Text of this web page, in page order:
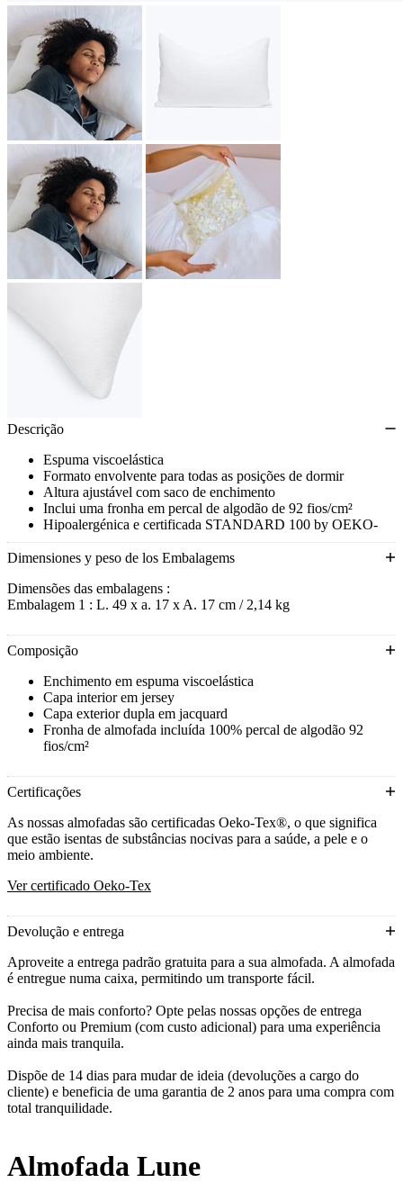
Descrição
Espuma viscoelástica
Formato envolvente para todas as posições de dormir
Altura ajustável com saco de enchimento
Inclui uma fronha em percal de algodão de 92 fios/cm²
Hipoalergénica e certificada STANDARD 100 by OEKO-
Dimensiones y peso de los Embalagems
Dimensões das embalagens :
Embalagem 1 : L. 49 x a. 17 x A. 17 cm / 2,14 kg
Composição
Enchimento em espuma viscoelástica
Capa interior em jersey
Capa exterior dupla em jacquard
Fronha de almofada incluída 100% percal de algodão 92
fios/cm²
Certificações
As nossas almofadas são certificadas Oeko-Tex®, o que significa
que estão isentas de substâncias nocivas para a saúde, a pele e o
meio ambiente.
Ver certificado Oeko-Tex
Devolução e entrega
Aproveite a entrega padrão gratuita para a sua almofada. A almofada
é entregue numa caixa, permitindo um transporte fácil.
Precisa de mais conforto? Opte pelas nossas opções de entrega
Conforto ou Premium (com custo adicional) para uma experiência
ainda mais tranquila.
Dispõe de 14 dias para mudar de ideia (devoluções a cargo do
cliente) e beneficia de uma garantia de 2 anos para uma compra com
total tranquilidade.
Almofada Lune